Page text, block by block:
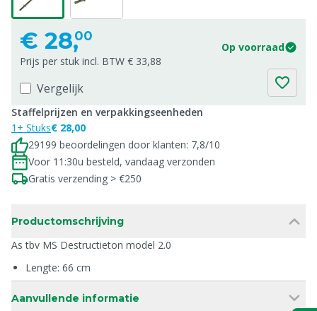
€ 28,00
Op voorraad
Prijs per stuk incl. BTW € 33,88
Vergelijk
Staffelprijzen en verpakkingseenheden
1+ Stuks€ 28,00
29199 beoordelingen door klanten: 7,8/10
Voor 11:30u besteld, vandaag verzonden
Gratis verzending > €250
Productomschrijving
As tbv MS Destructieton model 2.0
Lengte: 66 cm
Aanvullende informatie